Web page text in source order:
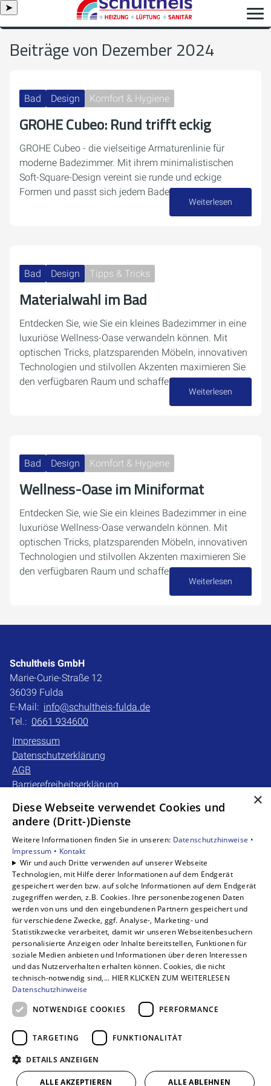
➤
Beiträge von Dezember 2024
Bad Design Komfort & Hygiene
GROHE Cubeo: Rund trifft eckig
GROHE Cubeo - die vielseitige Armaturenlinie für
moderne Badezimmer. Mit ihrem minimalistischen
Soft-Square-Design vereint sie runde und eckige
Formen und passt sich jedem Badezimmerstil an.
Weiterlesen
Bad Design Tipps & Tricks
Materialwahl im Bad
Entdecken Sie, wie Sie ein kleines Badezimmer in eine
luxuriöse Wellness-Oase verwandeln können. Mit
optischen Tricks, platzsparenden Möbeln, innovativen
Technologien und stilvollen Akzenten maximieren Sie
den verfügbaren Raum und schaffen eine…
Weiterlesen
Bad Design Komfort & Hygiene
Wellness-Oase im Miniformat
Entdecken Sie, wie Sie ein kleines Badezimmer in eine
luxuriöse Wellness-Oase verwandeln können. Mit
optischen Tricks, platzsparenden Möbeln, innovativen
Technologien und stilvollen Akzenten maximieren Sie
den verfügbaren Raum und schaffen eine…
Weiterlesen
Schultheis GmbH
Marie-Curie-Straße 12
36039 Fulda
E-Mail: info@schultheis-fulda.de
Tel.: 0661 934600
Impressum
Datenschutzerklärung
AGB
Barrierefreiheitserklärung
Unsere Bereiche
Gewerbekunden
Karriere
Unternehmen
Kontakt
×
Diese Webseite verwendet Cookies und
andere (Dritt-)Dienste
Weitere Informationen finden Sie in unseren: Datenschutzhinweise •
Impressum • Kontakt
Wir und auch Dritte verwenden auf unserer Webseite
Technologien, mit Hilfe derer Informationen auf dem Endgerät
gespeichert werden bzw. auf solche Informationen auf dem Endgerät
zugegriffen werden, z.B. Cookies. Ihre personenbezogenen Daten
werden von uns und den eingebundenen Partnern gespeichert und
für verschiedene Zwecke, ggf. Analyse-, Marketing- und
Statistikzwecke verarbeitet, damit wir unseren Webseitenbesuchern
personalisierte Anzeigen oder Inhalte bereitstellen, Funktionen für
soziale Medien anbieten und Informationen über deren Interessen
und das Nutzerverhalten erhalten können. Cookies, die nicht
technisch-notwendig sind,... HIER KLICKEN ZUM WEITERLESEN
Datenschutzhinweise
NOTWENDIGE COOKIES
PERFORMANCE
TARGETING FUNKTIONALITÄT
DETAILS ANZEIGEN
ALLE AKZEPTIEREN ALLE ABLEHNEN